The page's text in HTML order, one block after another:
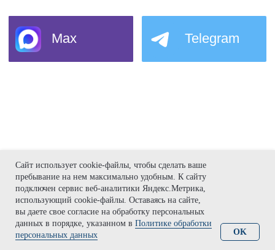
Контакты
+7 (812) 424-46-69
welcome@gasuits.com
наб. Обводного канала 199-201, 2-й
Сайт использует cookie-файлы, чтобы сделать ваше
пребывание на нем максимально удобным. К cайту
подключен сервис веб-аналитики Яндекс.Метрика,
использующий cookie-файлы. Оставаясь на сайте,
вы даете свое согласие на обработку персональных
данных в порядке, указанном в Политике обработки
персональных данных
OK